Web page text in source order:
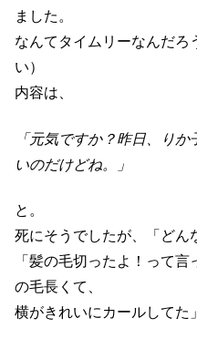
ました。
なんてタイムリーなんだ
い）
内容は、
「元気ですか？昨日、り
いのだけどね。」
と。
死にそうでしたが、「どん
「髪の毛切ったよ！って
の毛長くて、
横がきれいにカールしてた」